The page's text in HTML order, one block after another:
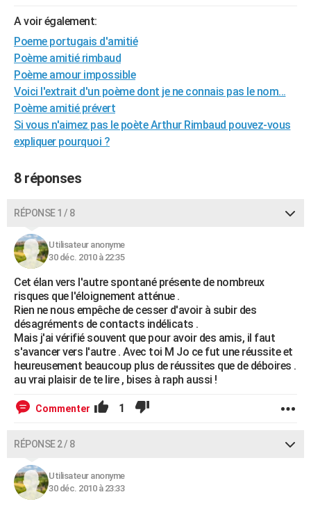
Carte de Noël
Carte Bonne année
Carte Saint-Valentin
Carte Pâques
Carte d'anniversaire
DICTIONNAIRE
Dictionnaire
Biographies
Citations
Expressions
Proverbes
PROGRAMME TV
COPAINS D'AVANT
S'inscrire
Se connecter
Lycées
Collèges
Primaires
Universités
Entreprises
Service militaire
Avis de recherche
AVIS DE DÉCÈS
FORUM
A voir également:
Poeme portugais d'amitié
Poème amitié rimbaud
Poème amour impossible
Voici l'extrait d'un poème dont je ne connais pas le nom...
Poème amitié prévert
Si vous n'aimez pas le poète Arthur Rimbaud pouvez-vous
expliquer pourquoi ?
8 réponses
RÉPONSE 1 / 8
Utilisateur anonyme
30 déc. 2010 à 22:35
Cet élan vers l'autre spontané présente de nombreux
risques que l'éloignement atténue .
Rien ne nous empêche de cesser d'avoir à subir des
désagréments de contacts indélicats .
Mais j'ai vérifié souvent que pour avoir des amis, il faut
s'avancer vers l'autre . Avec toi M Jo ce fut une réussite et
heureusement beaucoup plus de réussites que de déboires .
au vrai plaisir de te lire , bises à raph aussi !
Commenter 1
RÉPONSE 2 / 8
Utilisateur anonyme
30 déc. 2010 à 23:33